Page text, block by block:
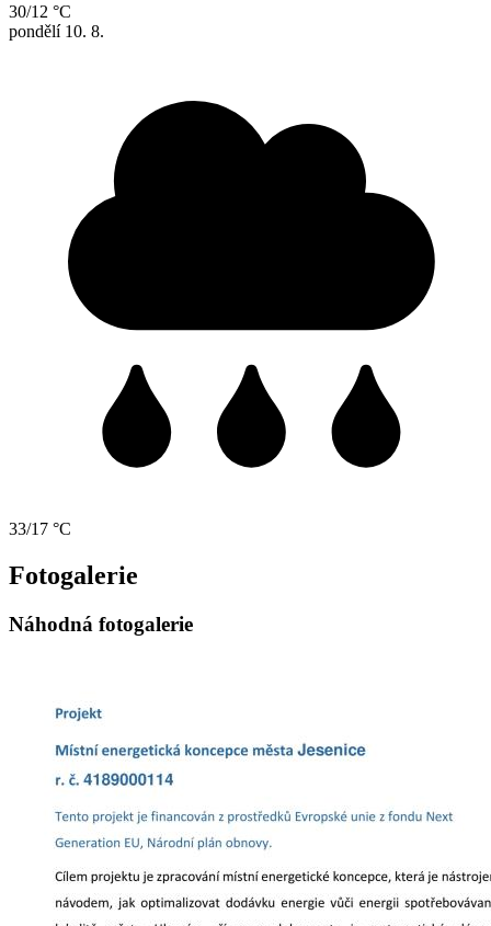
30/12 °C
pondělí 10. 8.
33/17 °C
Fotogalerie
Náhodná fotogalerie